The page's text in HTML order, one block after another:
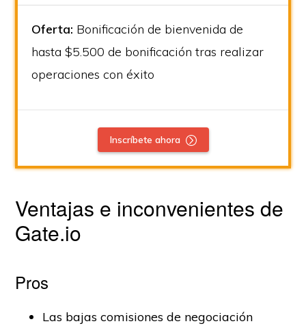
Oferta: Bonificación de bienvenida de
hasta $5.500 de bonificación tras realizar
operaciones con éxito
Inscríbete ahora
Ventajas e inconvenientes de
Gate.io
Pros
Las bajas comisiones de negociación